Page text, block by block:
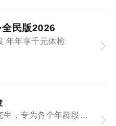
全民版2026
年年享千元体检
从小学到研究生，专为各个年龄段学生定制